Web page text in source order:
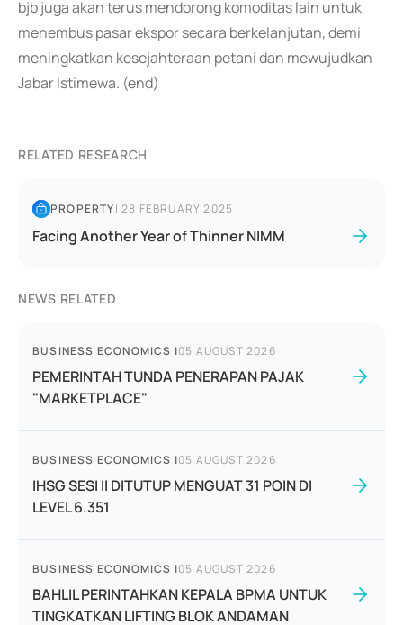
bjb juga akan terus mendorong komoditas lain untuk
menembus pasar ekspor secara berkelanjutan, demi
meningkatkan kesejahteraan petani dan mewujudkan
Jabar Istimewa. (end)
RELATED RESEARCH
PROPERTY|28 FEBRUARY 2025
Facing Another Year of Thinner NIMM
NEWS RELATED
BUSINESS ECONOMICS |05 AUGUST 2026
PEMERINTAH TUNDA PENERAPAN PAJAK
"MARKETPLACE"
BUSINESS ECONOMICS |05 AUGUST 2026
IHSG SESI II DITUTUP MENGUAT 31 POIN DI
LEVEL 6.351
BUSINESS ECONOMICS |05 AUGUST 2026
BAHLIL PERINTAHKAN KEPALA BPMA UNTUK
TINGKATKAN LIFTING BLOK ANDAMAN